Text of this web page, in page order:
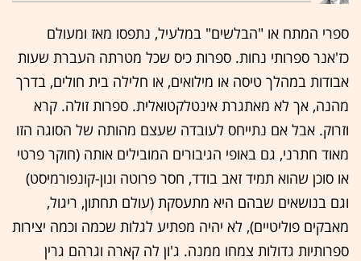
ספרי המתח או "הבלשים" במלעיל, נתפסו מאז ומעולם
כז'אנר ספרותי נחות. ספרות כיס שכל מטרתה העברת שעות
אבודות במהלך טיסה או מילואים, או חלילה בית חולים, בדרך
מהנה, אך לא מאתגרת אינטלקטואלית. ספרות זולה. קרא
וזרוק. אבל אם נתייחס לעובדה שעצם מהותה של הסוגה הזו
מאוד חתרני, גם באופי הגיבורים המובילים אותה (חוקר פרטי
או סוכן שהוא תמיד זאב בודד, חסר פרוטה ונון-קונפורמיסט)
וגם בנושאים שבהם היא מתעסקת (עולם תחתון, ריגול,
מאבקים פוליטיים), לא יהיה מפתיע לגלות שכמה וכמה יצירות
ספרותיות גדולות צמחו ממנה. ג'ון לה קארה וגרהם גרין